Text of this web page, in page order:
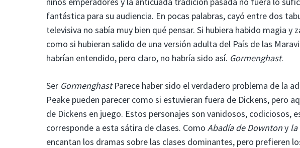
fantástica para su audiencia. En pocas palabras, cayó entre dos
televisiva no sabía muy bien qué pensar. Si hubiera habido magia y
como si hubieran salido de una versión adulta del País de las
habrían entendido, pero claro, no habría sido así. Gormenghast.
Ser GormenghastParece haber sido el verdadero problema de la
Peake pueden parecer como si estuvieran fuera de Dickens, pero
de Dickens en juego. Estos personajes son vanidosos, codiciosos,
corresponde a esta sátira de clases. Como Abadía de Downtony la
encantan los dramas sobre las clases dominantes, pero prefieren